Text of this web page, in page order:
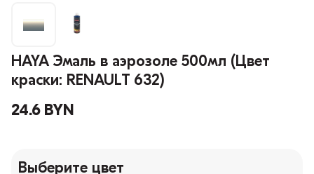
HAYA Эмаль в аэрозоле 500мл (Цвет
краски: RENAULT 632)
24.6 BYN
Выберите цвет